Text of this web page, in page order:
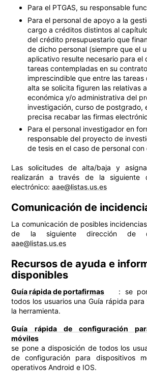
Para el PTGAS, su responsable
Para el personal de apoyo a la
cargo a créditos distintos al
del crédito presupuestario que
de dicho personal (siempre que el
aplicativo resulte necesario para el
tareas contempladas en su
imprescindible que entre las tareas
alta se solicita figuren las relativas
económica y/o administrativa del
investigación, curso de postgrado,
precisa recabar las firmas
Para el personal investigador en
responsable del proyecto de
de tesis en el caso de personal con
Las solicitudes de alta/baja y
realizarán a través de la siguiente
electrónico:aae@listas.us.es
Comunicación de
La comunicación de posibles
de la siguiente dirección de
aae@listas.us.es
Recursos de ayuda e
disponibles
Guía rápida de portafirmas
: se
todos los usuarios una Guía rápida
la herramienta.
Guía rápida de configuración
móviles
se pone a disposición de todos los
de configuración para dispositivos
operativos Android e IOS.